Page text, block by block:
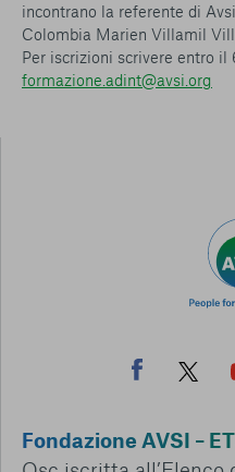
conto del fatto che il blocco
condizionare l’esperienza
funzionamento. Premendo
selezione relativa ai cookie
incontrano la referente di
Colombia Marien Villamil
Per iscrizioni scrivere entro il
formazione.adint@avsi.org
Fondazione AVSI –